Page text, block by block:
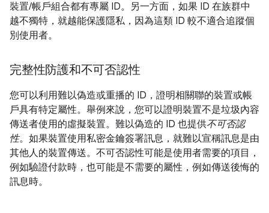
裝置/帳戶組合都有專屬 ID。另一方面，如果 ID 在族群中
越不獨特，就越能保護隱私，因為這類 ID 較不適合追蹤個
別使用者。
完整性防護和不可否認性
您可以利用難以偽造或重播的 ID，證明相關聯的裝置或帳
戶具有特定屬性。舉例來說，您可以證明裝置不是垃圾內容
傳送者使用的虛擬裝置。難以偽造的 ID 也提供不可否認
性。如果裝置使用私密金鑰簽署訊息，就難以宣稱訊息是由
其他人的裝置傳送。不可否認性可能是使用者需要的項目，
例如驗證付款時，也可能是不需要的屬性，例如傳送後悔的
訊息時。